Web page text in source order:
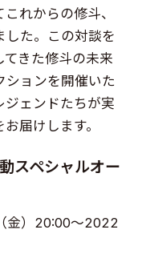
れからの修斗、
した。この対談を
きた修斗の未来
ションを開催いた
ジェンドたちが実
届けします。
スペシャルオー
金）20:00～2022